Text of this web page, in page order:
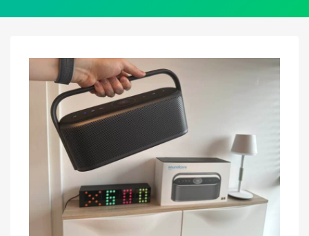
möglicher